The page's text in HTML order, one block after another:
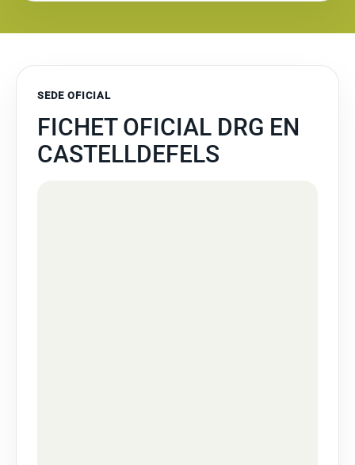
SEDE OFICIAL
FICHET OFICIAL DRG EN
CASTELLDEFELS